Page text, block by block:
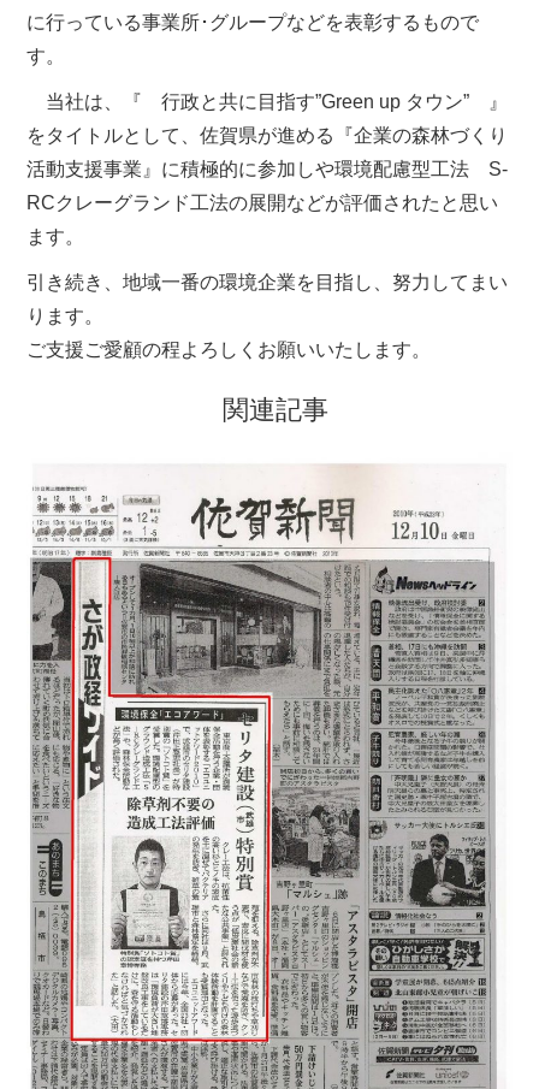
に行っている事業所･グループなどを表彰するもので
す。
当社は、『 行政と共に目指す”Green up タウン” 』
をタイトルとして、佐賀県が進める『企業の森林づくり
活動支援事業』に積極的に参加しや環境配慮型工法 S-
RCクレーグランド工法の展開などが評価されたと思い
ます。
引き続き、地域一番の環境企業を目指し、努力してまい
ります。
ご支援ご愛顧の程よろしくお願いいたします。
関連記事